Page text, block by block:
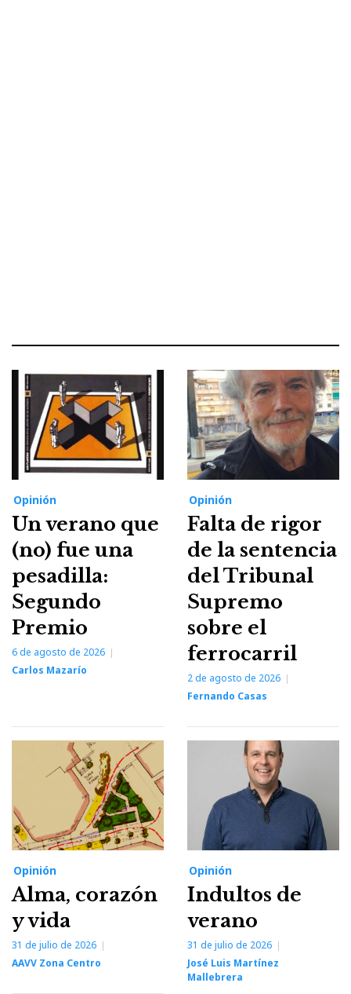
Opinión
Un verano que
(no) fue una
pesadilla:
Segundo
Premio
6 de agosto de 2026
Carlos Mazarío
Opinión
Falta de rigor
de la sentencia
del Tribunal
Supremo
sobre el
ferrocarril
2 de agosto de 2026
Fernando Casas
Opinión
Alma, corazón
y vida
31 de julio de 2026
AAVV Zona Centro
Opinión
Indultos de
verano
31 de julio de 2026
José Luis Martínez
Mallebrera